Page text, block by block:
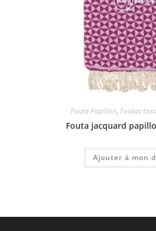
Fouta Papillon, Foutas
Fouta jacquard
Ajouter à mon